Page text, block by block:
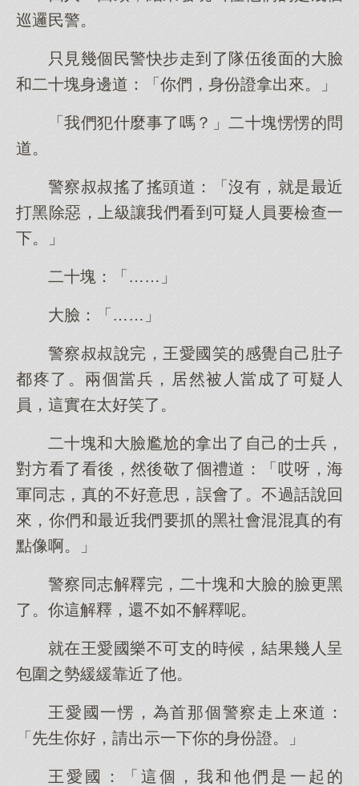
巡邏民警。
只見幾個民警快步走到了隊伍後面的大臉
和二十塊身邊道：「你們，身份證拿出來。」
「我們犯什麼事了嗎？」二十塊愣愣的問
道。
警察叔叔搖了搖頭道：「沒有，就是最近
打黑除惡，上級讓我們看到可疑人員要檢查一
下。」
二十塊：「……」
大臉：「……」
警察叔叔說完，王愛國笑的感覺自己肚子
都疼了。兩個當兵，居然被人當成了可疑人
員，這實在太好笑了。
二十塊和大臉尷尬的拿出了自己的士兵，
對方看了看後，然後敬了個禮道：「哎呀，海
軍同志，真的不好意思，誤會了。不過話說回
來，你們和最近我們要抓的黑社會混混真的有
點像啊。」
警察同志解釋完，二十塊和大臉的臉更黑
了。你這解釋，還不如不解釋呢。
就在王愛國樂不可支的時候，結果幾人呈
包圍之勢緩緩靠近了他。
王愛國一愣，為首那個警察走上來道：
「先生你好，請出示一下你的身份證。」
王愛國：「這個，我和他們是一起的